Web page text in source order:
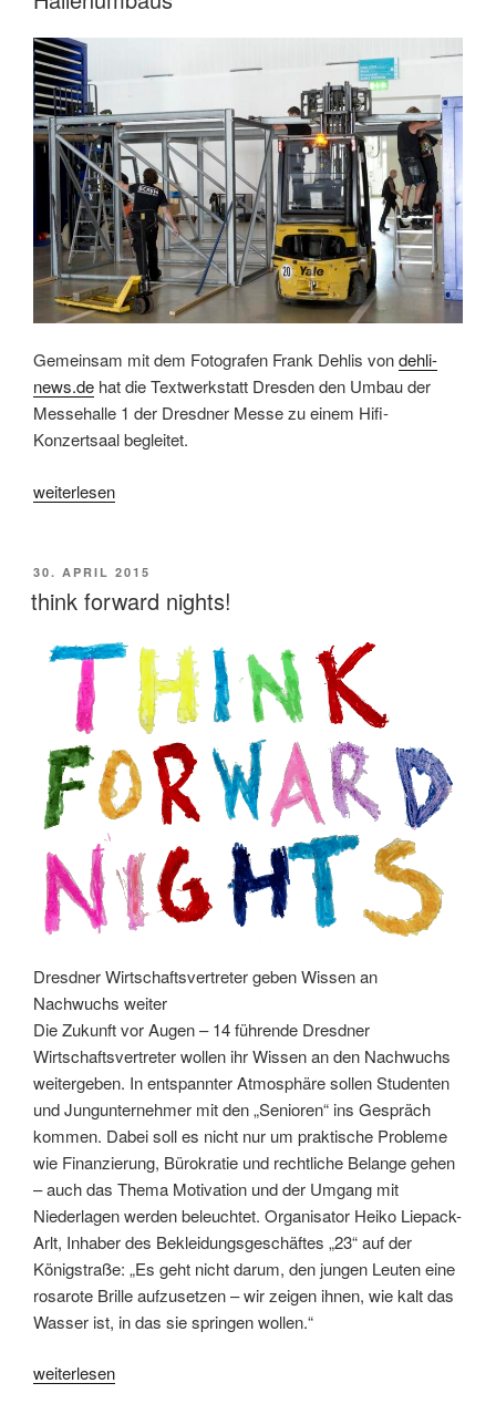
Gemeinsam mit dem Fotografen Frank Dehlis vondehli-
news.de hat die Textwerkstatt Dresden den Umbau der
Messehalle 1 der Dresdner Messe zu einem Hifi-
Konzertsaal begleitet.
„Redaktionelle
Hallenumbaus“
weiterlesen
VERÖFFENTLICHT
AM
30. APRIL 2015
think forward nights!
Dresdner Wirtschaftsvertreter geben Wissen an
Nachwuchs weiter
Die Zukunft vor Augen – 14 führende Dresdner
Wirtschaftsvertreter wollen ihr Wissen an den Nachwuchs
weitergeben. In entspannter Atmosphäre sollen Studenten
und Jungunternehmer mit den „Senioren“ ins Gespräch
kommen. Dabei soll es nicht nur um praktische Probleme
wie Finanzierung, Bürokratie und rechtliche Belange gehen
– auch das Thema Motivation und der Umgang mit
Niederlagen werden beleuchtet. Organisator Heiko Liepack-
Arlt, Inhaber des Bekleidungsgeschäftes „23“ auf der
Königstraße: „Es geht nicht darum, den jungen Leuten eine
rosarote Brille aufzusetzen – wir zeigen ihnen, wie kalt das
Wasser ist, in das sie springen wollen.“
„think
weiterlesen